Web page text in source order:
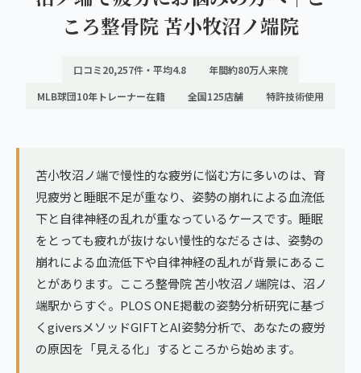
疲労回復
ゴルフ
ヨガ・ピラティス
立川エリア（2院）
広島エリア（4院）
鹿児島エリア（3院）
→ エリア一覧（全11エリア）
ころ整骨院 苫小牧沼ノ端院
口コミ20,257件・平均4.8
年間約80万人来院
MLB球団10年トレーナー在籍
全国125店舗 特許技術使用
苫小牧沼ノ端で慢性的な疲労に悩む方に多いのは、育
児疲労と睡眠不足が重なり、姿勢の崩れによる血流低
下と自律神経の乱れが重なっているケースです。睡眠
をとっても疲れが抜けない慢性的なだるさは、姿勢の
崩れによる血流低下や自律神経の乱れが背景にあるこ
とがあります。こころ整骨院 苫小牧沼ノ端院は、沼ノ
端駅からすぐ。PLOS ONE掲載の姿勢分析研究に基づ
くgiversメソッドGIFTとAI姿勢分析で、あなたの疲労
の原因を「見える化」するところから始めます。